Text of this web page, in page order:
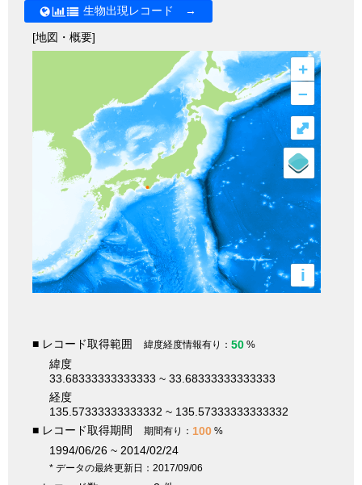
生物出現レコード →
[地図・概要]
+
–
i
⤢
■ レコード取得範囲 緯度経度情報有り： 50 %
緯度
33.68333333333333 ~ 33.68333333333333
経度
135.57333333333332 ~ 135.57333333333332
■ レコード取得期間
期間有り： 100 %
1994/06/26 ~ 2014/02/24
* データの最終更新日：2017/09/06